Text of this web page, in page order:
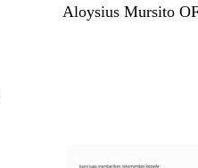
Aloysius Mursito